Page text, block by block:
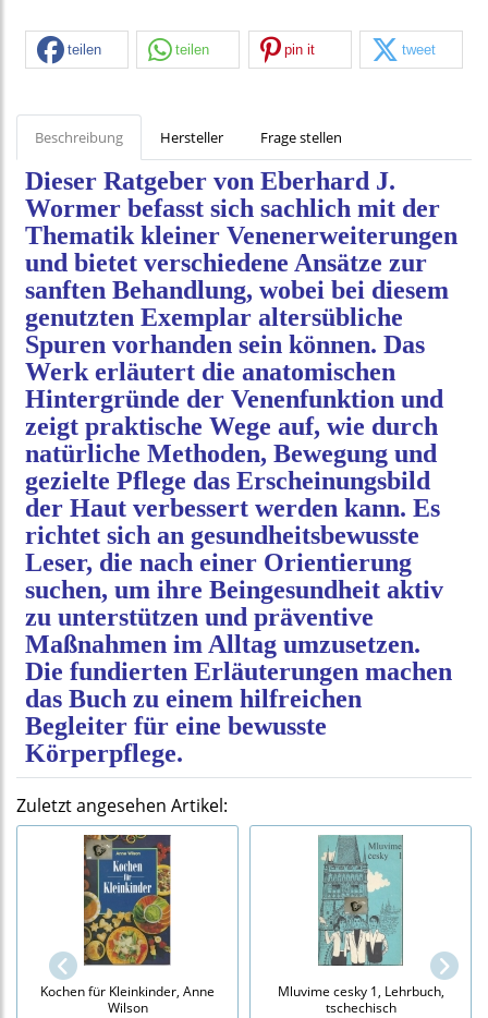
teilen teilen pin it tweet
Beschreibung Hersteller Frage stellen
Dieser Ratgeber von Eberhard J.
Wormer befasst sich sachlich mit der
Thematik kleiner Venenerweiterungen
und bietet verschiedene Ansätze zur
sanften Behandlung, wobei bei diesem
genutzten Exemplar altersübliche
Spuren vorhanden sein können. Das
Werk erläutert die anatomischen
Hintergründe der Venenfunktion und
zeigt praktische Wege auf, wie durch
natürliche Methoden, Bewegung und
gezielte Pflege das Erscheinungsbild
der Haut verbessert werden kann. Es
richtet sich an gesundheitsbewusste
Leser, die nach einer Orientierung
suchen, um ihre Beingesundheit aktiv
zu unterstützen und präventive
Maßnahmen im Alltag umzusetzen.
Die fundierten Erläuterungen machen
das Buch zu einem hilfreichen
Begleiter für eine bewusste
Körperpflege.
Zuletzt angesehen Artikel:
Kochen für Kleinkinder, Anne
Wilson
Mluvime cesky 1, Lehrbuch,
tschechisch